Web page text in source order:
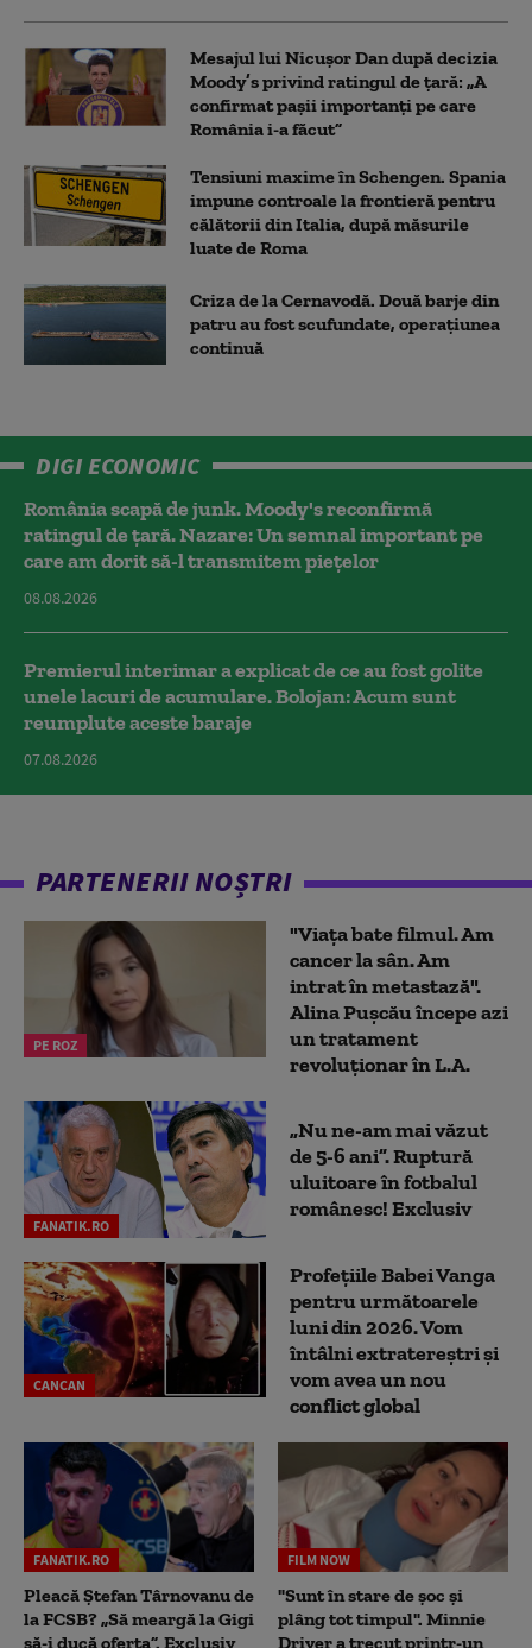
Mesajul lui Nicușor Dan după decizia
Moody’s privind ratingul de țară: „A
confirmat pașii importanți pe care
România i-a făcut”
Tensiuni maxime în Schengen. Spania
impune controale la frontieră pentru
călătorii din Italia, după măsurile
luate de Roma
Criza de la Cernavodă. Două barje din
patru au fost scufundate, operațiunea
continuă
DIGI ECONOMIC
România scapă de junk. Moody's reconfirmă
ratingul de țară. Nazare: Un semnal important pe
care am dorit să-l transmitem piețelor
08.08.2026
Premierul interimar a explicat de ce au fost golite
unele lacuri de acumulare. Bolojan: Acum sunt
reumplute aceste baraje
07.08.2026
PARTENERII NOȘTRI
PE ROZ
"Viața bate filmul. Am
cancer la sân. Am
intrat în metastază".
Alina Pușcău începe azi
un tratament
revoluționar în L.A.
FANATIK.RO
„Nu ne-am mai văzut
de 5-6 ani”. Ruptură
uluitoare în fotbalul
românesc! Exclusiv
CANCAN
Profețiile Babei Vanga
pentru următoarele
luni din 2026. Vom
întâlni extratereștri și
vom avea un nou
conflict global
FANATIK.RO
Pleacă Ștefan Târnovanu de
la FCSB? „Să meargă la Gigi
să-i ducă oferta”. Exclusiv
FILM NOW
"Sunt în stare de șoc și
plâng tot timpul". Minnie
Driver a trecut printr-un